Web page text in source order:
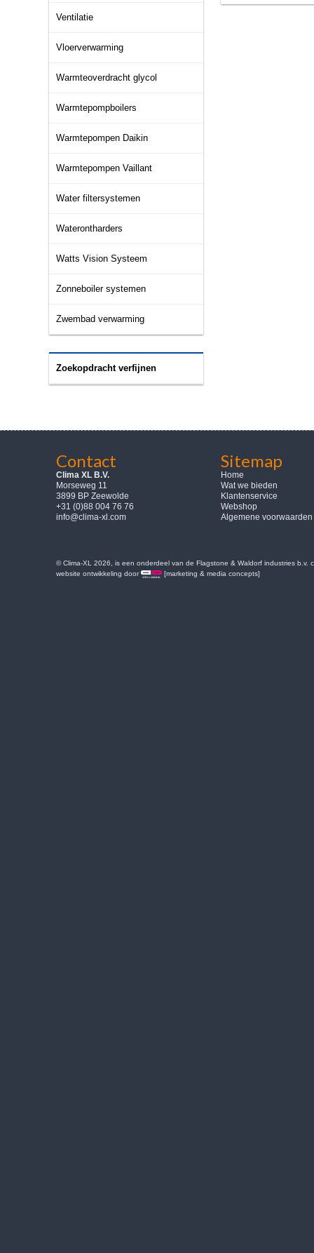
Ventilatie
Vloerverwarming
Warmteoverdracht glycol
Warmtepompboilers
Warmtepompen Daikin
Warmtepompen Vaillant
Water filtersystemen
Waterontharders
Watts Vision Systeem
Zonneboiler systemen
Zwembad verwarming
Zoekopdracht verfijnen
Contact
Clima XL B.V.
Morseweg 11
3899 BP Zeewolde
+31 (0)88 004 76 76
info@clima-xl.com
Sitemap
Home
Wat we bieden
Klantenservice
Webshop
Algemene voorwaarden
© Clima-XL 2026, is een onderdeel van de Flagstone & Waldorf industries b.v.
website ontwikkeling door
[marketing & media concepts]